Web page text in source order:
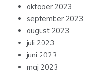
oktober 2023
september 2023
august 2023
juli 2023
juni 2023
maj 2023